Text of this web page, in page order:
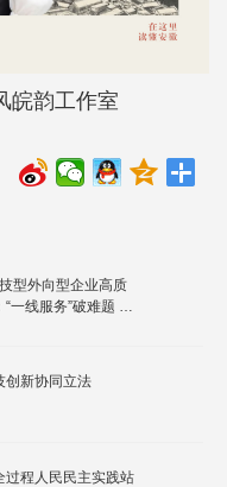
韵工作室
型外向型企业高质
一线服务”破难题 助
创新协同立法
过程人民民主实践站